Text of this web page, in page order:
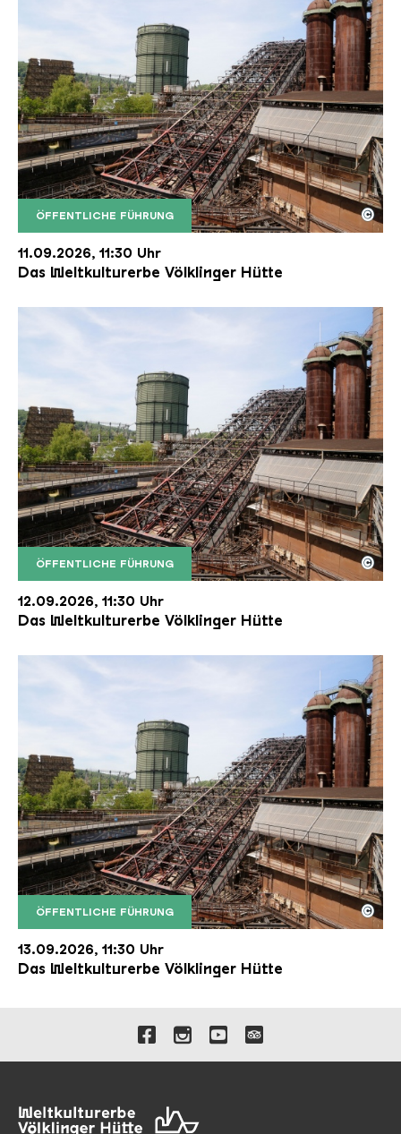
ÖFFENTLICHE FÜHRUNG
Der Erzschrägaufzug der Völklinger Hütte mit
Copyright: Weltkulturerbe Völklinger Hütte | Karl
©
11.09.2026, 11:30 Uhr
Das Weltkulturerbe Völklinger Hütte
ÖFFENTLICHE FÜHRUNG
Der Erzschrägaufzug der Völklinger Hütte mit
Copyright: Weltkulturerbe Völklinger Hütte | Karl
©
12.09.2026, 11:30 Uhr
Das Weltkulturerbe Völklinger Hütte
ÖFFENTLICHE FÜHRUNG
Der Erzschrägaufzug der Völklinger Hütte mit
Copyright: Weltkulturerbe Völklinger Hütte | Karl
©
13.09.2026, 11:30 Uhr
Das Weltkulturerbe Völklinger Hütte
Verlinkungen zu unseren